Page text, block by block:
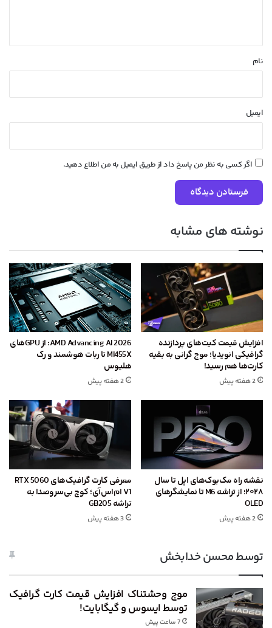
نام
ایمیل
اگر کسی به نظر من پاسخ داد از طریق ایمیل به من اطلاع دهید.
نوشته های مشابه
افزایش قیمت کیت‌های پردازنده
گرافیکی انویدیا؛ موج گرانی به بقیه
کارت‌ها هم رسید!
2 هفته پیش
AMD Advancing AI 2026: از GPU‌های
MI455X تا ربات هوشمند و رک
هلیوس
2 هفته پیش
نقشه راه مک‌بوک‌های اپل تا سال
۲۰۲۸؛ از تراشه M6 تا نمایشگرهای
OLED
2 هفته پیش
معرفی کارت گرافیک‌های RTX 5060
V1 ام‌اس‌آی؛ کوچ بی‌سروصدا به
تراشه GB205
3 هفته پیش
توسط محسن خدابخش
موج وحشتناک افزایش قیمت کارت گرافیک
توسط ایسوس و گیگابایت!
7 ساعت پیش